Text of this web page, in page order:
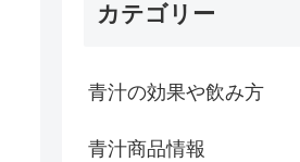
カテゴリー
青汁の効果や飲み方
青汁商品情報